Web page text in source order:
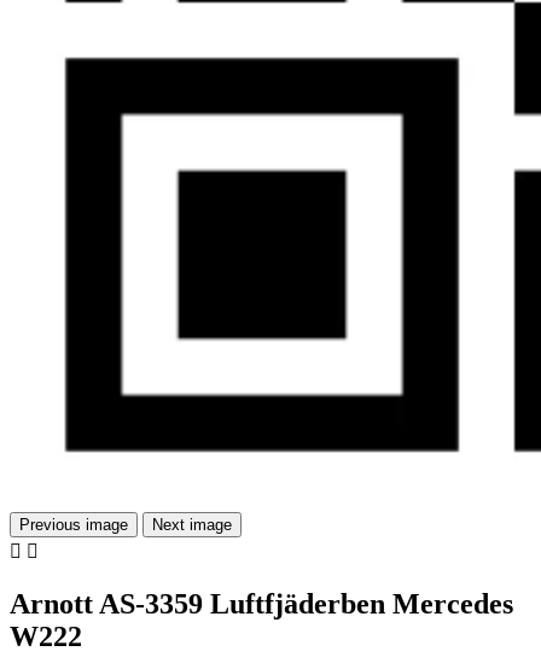
Previous image Next image
 
Arnott AS-3359 Luftfjäderben Mercedes
W222